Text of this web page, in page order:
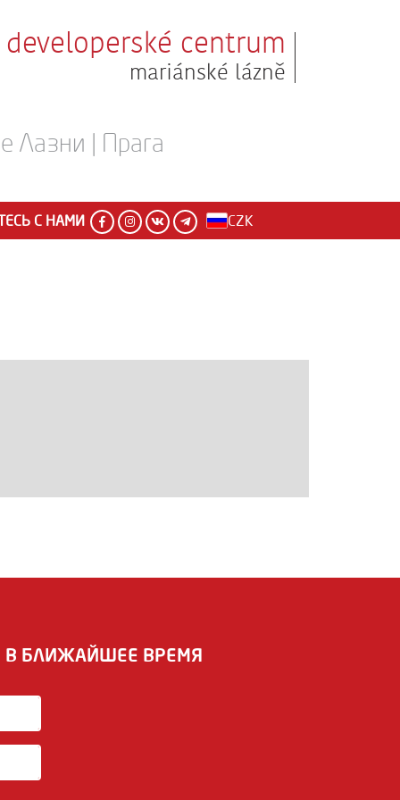
developerské centrum
mariánské lázně
Лазни | Прага
С НАМИ CZK
В БЛИЖАЙШЕЕ ВРЕМЯ